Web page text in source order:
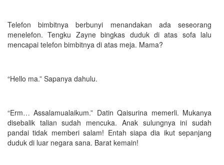
Telefon bimbitnya berbunyi menandakan ada seseorang
menelefon. Tengku Zayne bingkas duduk di atas sofa lalu
mencapai telefon bimbitnya di atas meja. Mama?
“Hello ma.” Sapanya dahulu.
“Erm… Assalamualaikum.” Datin Qaisurina memerli. Mukanya
disebalik talian sudah mencuka. Anak sulungnya ini sudah
pandai tidak memberi salam! Entah siapa dia ikut sepanjang
duduk di luar negara sana. Barat kemain!